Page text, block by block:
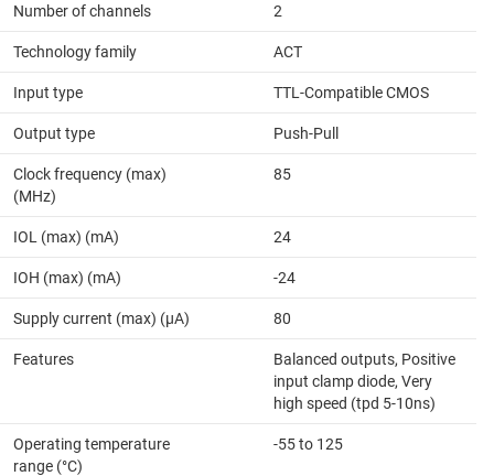
Number of channels 2
Technology family ACT
Input type TTL-Compatible CMOS
Output type Push-Pull
Clock frequency (max)
(MHz)
85
IOL (max) (mA) 24
IOH (max) (mA) -24
Supply current (max) (µA) 80
Features
Balanced outputs, Positive
input clamp diode, Very
high speed (tpd 5-10ns)
Operating temperature
range (°C)
-55 to 125